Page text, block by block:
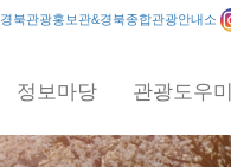
경북관광홍보관&경북종합관광안내소
정보마당 관광도우미